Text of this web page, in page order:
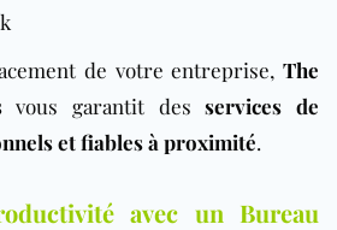
de votre entreprise, The
vous garantit desservices de
et fiables à proximité.
avec un Bureau